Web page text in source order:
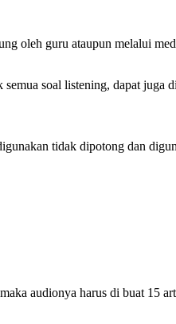
oleh guru ataupun melalui
soal listening, dapat juga
tidak dipotong dan
audionya harus di buat 15